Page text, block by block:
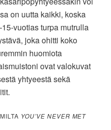
on uutta kaikki, koska
vuotias turpa mutrulla
joka ohitti koko
huomiota
ovat valokuvat
yhtyeestä sekä
YOU’VE NEVER MET